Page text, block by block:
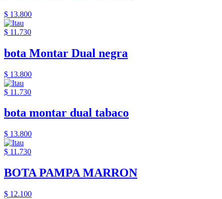
$ 13.800
$ 11.730
bota Montar Dual negra
$ 13.800
$ 11.730
bota montar dual tabaco
$ 13.800
$ 11.730
BOTA PAMPA MARRON
$ 12.100